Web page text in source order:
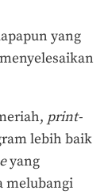
yang
print-
lebih baik
yang
melubangi